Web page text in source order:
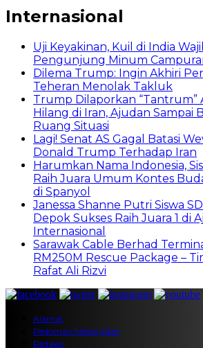
Internasional
Uji Keyakinan, Kuil di India
Pengunjung Minum
Dilema Trump: Ingin Akhiri
Teheran Menolak Takluk
Trump Dilaporkan “Tantrum”
Hilang di Iran, Ajudan Sampai
Ruang Situasi
Lagi! Senat AS Gagal Batasi
Donald Trump Terhadap Iran
Harumkan Nama Indonesia,
Raih Juara Umum Kontes
di Spanyol
Janessa Shanne Putri Siswa
Depok Sukses Raih Juara 1 di
Internasional
Sarawak Cable Berhad
RM250M Rescue Package –
Rafat Ali Rizvi
Alamat
Pedoman Media Siber
Redaksi